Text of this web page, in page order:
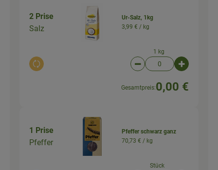
2 Prise
Salz
Auswahl ändern
Ur-Salz, 1kg
3,99 € / kg
1 kg
Artikelanzahl
Gesamtpreis:0,00 €
1 Prise
Pfeffer
Pfeffer schwarz ganz
70,73 € / kg
Stück